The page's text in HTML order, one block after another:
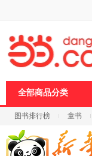
全部商品分类
图书排行榜 童书
科技 进口原版
页
Ctrl